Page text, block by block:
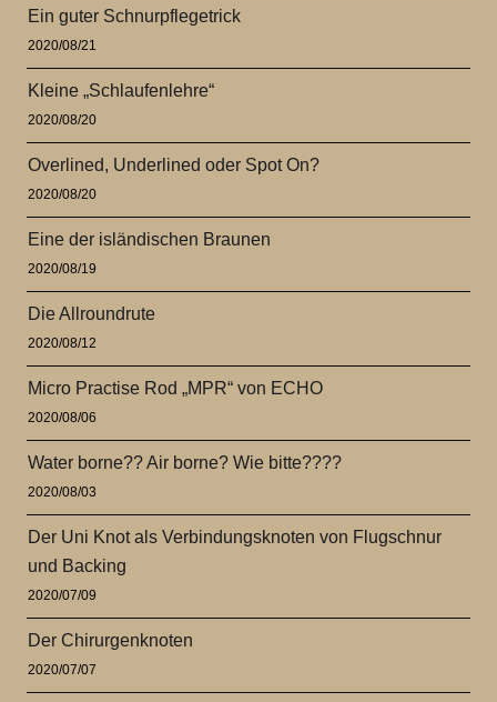
Ein guter Schnurpflegetrick
2020/08/21
Kleine „Schlaufenlehre“
2020/08/20
Overlined, Underlined oder Spot On?
2020/08/20
Eine der isländischen Braunen
2020/08/19
Die Allroundrute
2020/08/12
Micro Practise Rod „MPR“ von ECHO
2020/08/06
Water borne?? Air borne? Wie bitte????
2020/08/03
Der Uni Knot als Verbindungsknoten von Flugschnur
und Backing
2020/07/09
Der Chirurgenknoten
2020/07/07